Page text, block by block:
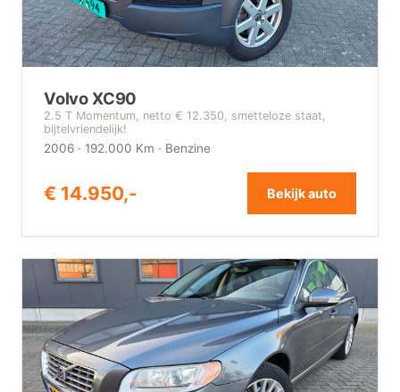
Volvo XC90
2.5 T Momentum, netto € 12.350, smetteloze staat,
bijtelvriendelijk!
2006 · 192.000 Km · Benzine
€ 14.950,- Bekijk auto